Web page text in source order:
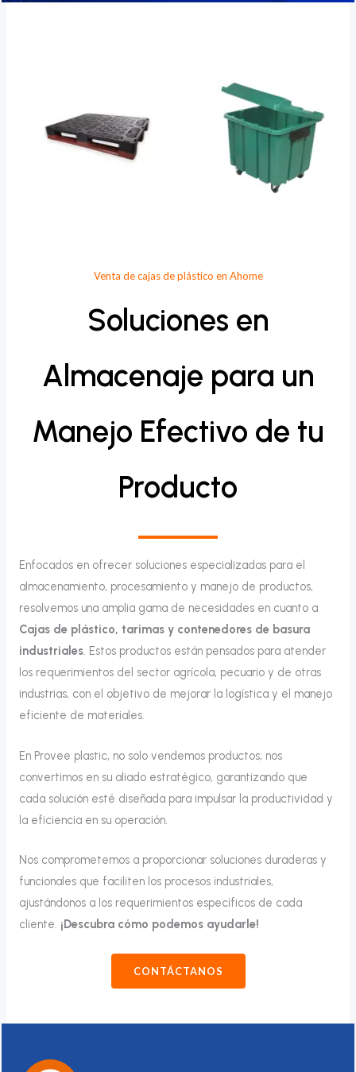
Venta de cajas de plástico en Ahome
Soluciones en
Almacenaje para un
Manejo Efectivo de tu
Producto
Enfocados en ofrecer soluciones especializadas para el
almacenamiento, procesamiento y manejo de productos,
resolvemos una amplia gama de necesidades en cuanto a
Cajas de plástico, tarimas y contenedores de basura
industriales. Estos productos están pensados para atender
los requerimientos del sector agrícola, pecuario y de otras
industrias, con el objetivo de mejorar la logística y el manejo
eficiente de materiales.
En Provee plastic, no solo vendemos productos; nos
convertimos en su aliado estratégico, garantizando que
cada solución esté diseñada para impulsar la productividad y
la eficiencia en su operación.
Nos comprometemos a proporcionar soluciones duraderas y
funcionales que faciliten los procesos industriales,
ajustándonos a los requerimientos específicos de cada
cliente. ¡Descubra cómo podemos ayudarle!
CONTÁCTANOS